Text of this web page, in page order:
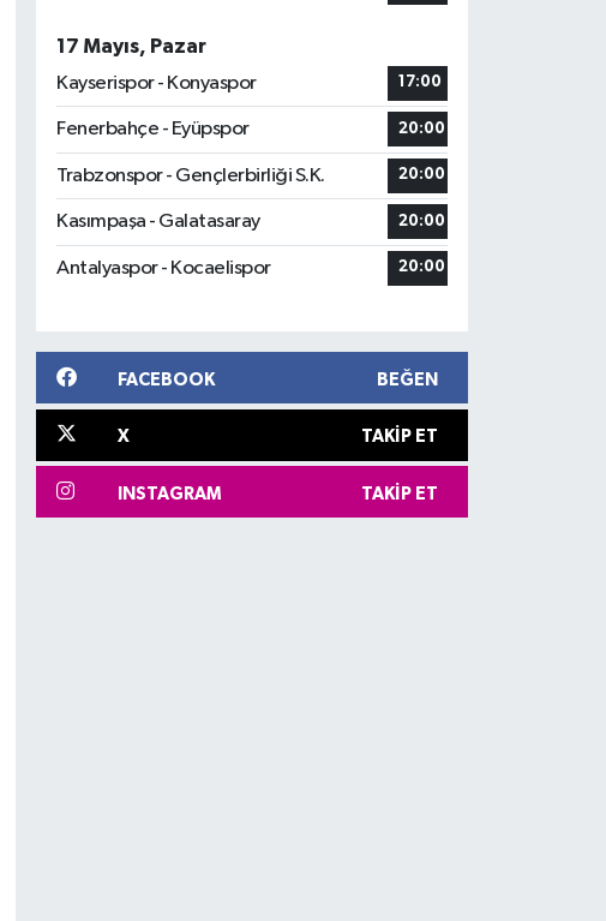
17 Mayıs, Pazar
Kayserispor - Konyaspor
17:00
Fenerbahçe - Eyüpspor 20:00
Trabzonspor - Gençlerbirliği S.K. 20:00
Kasımpaşa - Galatasaray 20:00
Antalyaspor - Kocaelispor 20:00
FACEBOOK BEĞEN
X TAKIP ET
INSTAGRAM TAKIP ET